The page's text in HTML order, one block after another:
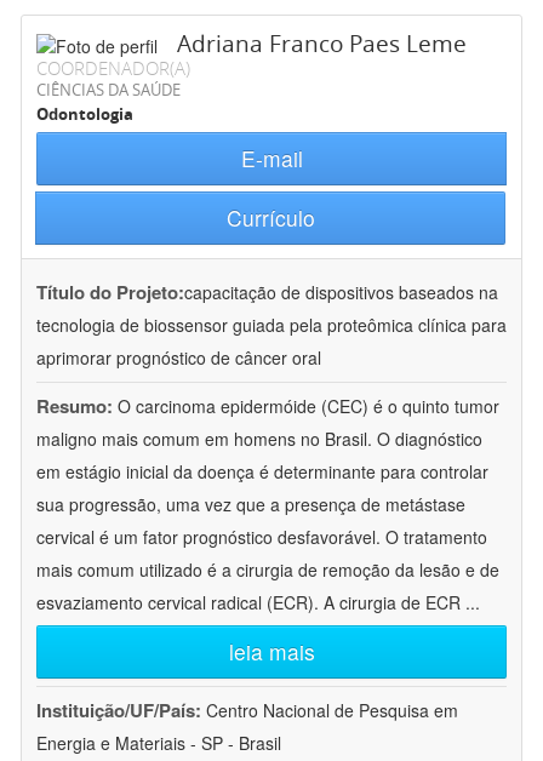
Adriana Franco Paes Leme
COORDENADOR(A)
CIÊNCIAS DA SAÚDE
Odontologia
E-mail
Currículo
Título do Projeto:capacitação de dispositivos baseados na
tecnologia de biossensor guiada pela proteômica clínica para
aprimorar prognóstico de câncer oral
Resumo: O carcinoma epidermóide (CEC) é o quinto tumor
maligno mais comum em homens no Brasil. O diagnóstico
em estágio inicial da doença é determinante para controlar
sua progressão, uma vez que a presença de metástase
cervical é um fator prognóstico desfavorável. O tratamento
mais comum utilizado é a cirurgia de remoção da lesão e de
esvaziamento cervical radical (ECR). A cirurgia de ECR ...
leia mais
Instituição/UF/País: Centro Nacional de Pesquisa em
Energia e Materiais - SP - Brasil